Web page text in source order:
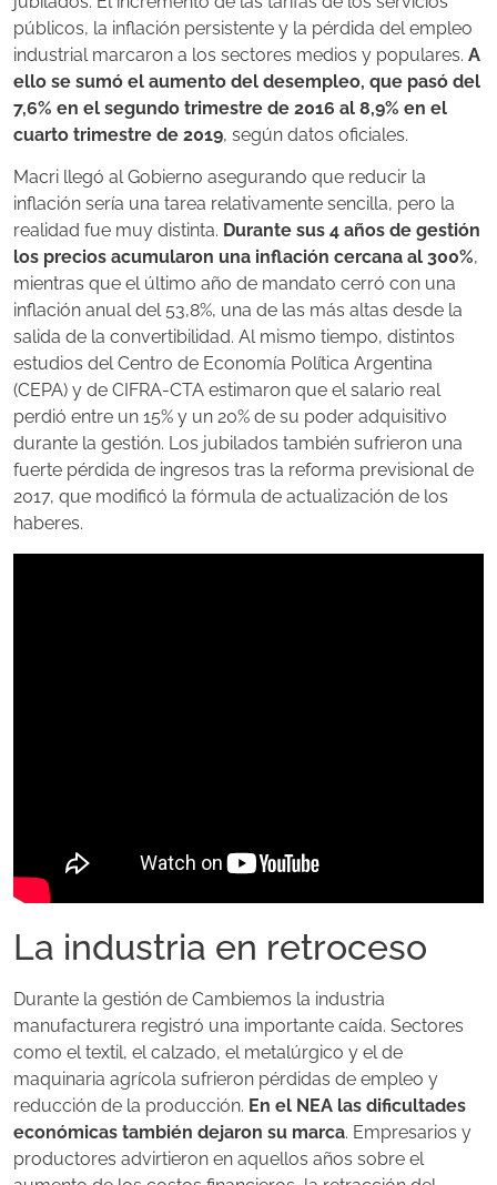
públicos, la inflación persistente y la pérdida del empleo
industrial marcaron a los sectores medios y populares. A
ello se sumó el aumento del desempleo, que pasó del
7,6% en el segundo trimestre de 2016 al 8,9% en el
cuarto trimestre de 2019, según datos oficiales.
Macri llegó al Gobierno asegurando que reducir la
inflación sería una tarea relativamente sencilla, pero la
realidad fue muy distinta. Durante sus 4 años de gestión
los precios acumularon una inflación cercana al 300%,
mientras que el último año de mandato cerró con una
inflación anual del 53,8%, una de las más altas desde la
salida de la convertibilidad. Al mismo tiempo, distintos
estudios del Centro de Economía Política Argentina
(CEPA) y de CIFRA-CTA estimaron que el salario real
perdió entre un 15% y un 20% de su poder adquisitivo
durante la gestión. Los jubilados también sufrieron una
fuerte pérdida de ingresos tras la reforma previsional de
2017, que modificó la fórmula de actualización de los
haberes.
La industria en retroceso
Durante la gestión de Cambiemos la industria
manufacturera registró una importante caída. Sectores
como el textil, el calzado, el metalúrgico y el de
maquinaria agrícola sufrieron pérdidas de empleo y
reducción de la producción. En el NEA las dificultades
económicas también dejaron su marca. Empresarios y
productores advirtieron en aquellos años sobre el